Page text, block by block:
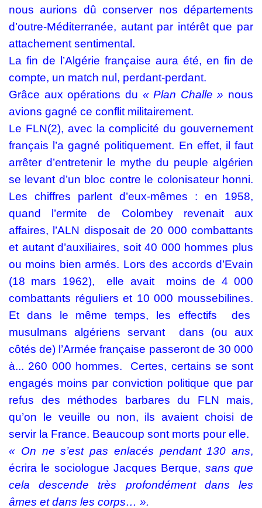
nous aurions dû conserver nos départements
d’outre-Méditerranée, autant par intérêt que par
attachement sentimental.
La fin de l’Algérie française aura été, en fin de
compte, un match nul, perdant-perdant.
Grâce aux opérations du « Plan Challe » nous
avions gagné ce conflit militairement.
Le FLN(2), avec la complicité du gouvernement
français l’a gagné politiquement. En effet, il faut
arrêter d’entretenir le mythe du peuple algérien
se levant d’un bloc contre le colonisateur honni.
Les chiffres parlent d’eux-mêmes : en 1958,
quand l’ermite de Colombey revenait aux
affaires, l’ALN disposait de 20 000 combattants
et autant d’auxiliaires, soit 40 000 hommes plus
ou moins bien armés. Lors des accords d’Evain
(18 mars 1962),
elle avait
moins de 4 000
combattants réguliers et 10 000 moussebilines.
Et dans le même temps, les effectifs
des
musulmans algériens servant
dans (ou aux
côtés de) l’Armée française passeront de 30 000
à... 260 000 hommes.
Certes, certains se sont
engagés moins par conviction politique que par
refus des méthodes barbares du FLN mais,
qu’on le veuille ou non, ils avaient choisi de
servir la France. Beaucoup sont morts pour elle.
« On ne s’est pas enlacés pendant 130 ans,
écrira le sociologue Jacques Berque, sans que
cela descende très profondément dans les
âmes et dans les corps… ».